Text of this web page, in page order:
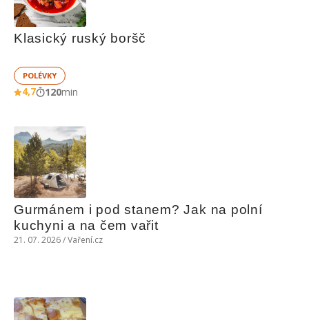
Klasický ruský boršč
POLÉVKY
4,7 120min
Gurmánem i pod stanem? Jak na polní
kuchyni a na čem vařit
21. 07. 2026 / Vaření.cz